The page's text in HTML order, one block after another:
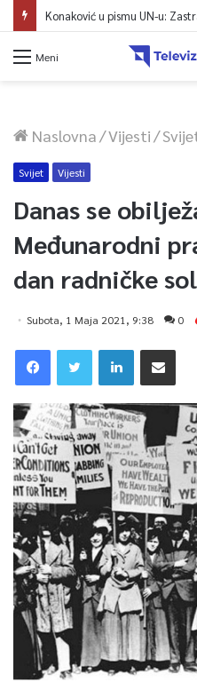
Konaković u pismu UN-u:
Meni
Naslovna/Vijesti/
Svijet Vijesti
Danas se
Međunarodni
dan radničke
Subota, 1 Maja 2021, 9:38 0